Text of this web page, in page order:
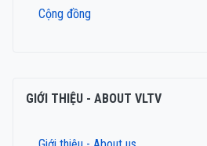
Cộng đồng
GIỚI THIỆU - ABOUT VLTV